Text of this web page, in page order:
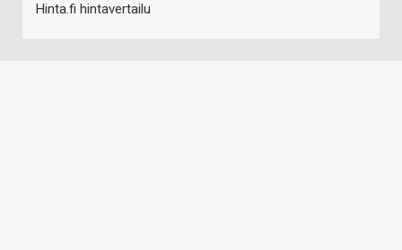
Hinta.fi hintavertailu